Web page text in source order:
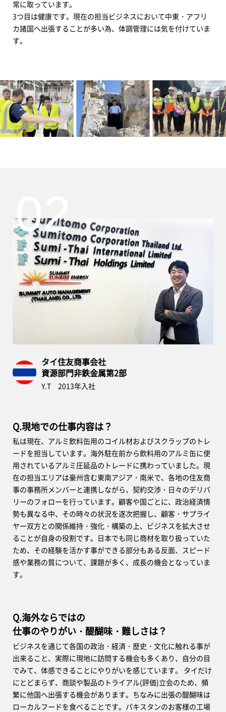
常に取っています。
3つ目は健康です。現在の担当ビジネスにおいて中東・アフリ
カ諸国へ出張することが多い為、体調管理には気を付けていま
す。
タイ住友商事会社
資源部門非鉄金属第2部
Y.T 2013年入社
Q.現地での仕事内容は？
私は現在、アルミ飲料缶用のコイル材およびスクラップのトレ
ードを担当しています。海外駐在前から飲料用のアルミ缶に使
用されているアルミ圧延品のトレードに携わっていました。現
在の担当エリアは豪州含む東南アジア・南米で、各地の住友商
事の事務所メンバーと連携しながら、契約交渉・日々のデリバ
リーのフォローを行っています。顧客や国ごとに、政治経済情
勢も異なる中、その時々の状況を逐次把握し、顧客・サプライ
ヤー双方との関係維持・強化・構築の上、ビジネスを拡大させ
ることが自身の役割です。日本でも同じ商材を取り扱っていた
ため、その経験を活かす事ができる部分もある反面、スピード
感や業務の質について、課題が多く、成長の機会となっていま
す。
Q.海外ならではの
仕事のやりがい・醍醐味・難しさは？
ビジネスを通じて各国の政治・経済・歴史・文化に触れる事が
出来ること、実際に現地に訪問する機会も多くあり、自分の目
でみて、体感できることにやりがいを感じています。 タイだけ
にとどまらず、商談や製品のトライアル(評価)立会のため、頻
繁に他国へ出張する機会があります。ちなみに出張の醍醐味は
ローカルフードを食べることです。パキスタンのお客様の工場